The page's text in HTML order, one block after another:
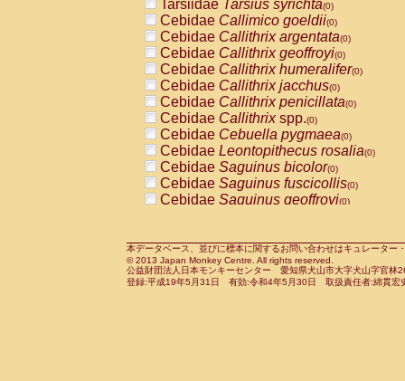
PitheciidaeCallicebus moloch
PitheciidaeCallicebus torquatus
PitheciidaeCallicebusspp.(0)
PitheciidaeChiropotes satanas(0)
PitheciidaePithecia monachus
PitheciidaePithecia pithecia(0)
CercopithecidaeCercocebus agilis
CercopithecidaeCercocebus
CercopithecidaeCercocebus
CercopithecidaeCercocebus
CercopithecidaeCercocebus
CercopithecidaeCercocebushybrid
CercopithecidaePapio anubis(0)
CercopithecidaePapio cynocephalus
CercopithecidaePapio hamadryas(0)
Tarsiidae Tarsius syrichta(0)
Cebidae Callimico goeldii(0)
Cebidae Callithrix argentata(0)
Cebidae Callithrix geoffroyi(0)
Cebidae Callithrix humeralifer(0)
Cebidae Callithrix jacchus(0)
Cebidae Callithrix penicillata(0)
Cebidae Callithrixspp.(0)
Cebidae Cebuella pygmaea(0)
Cebidae Leontopithecus rosalia(0)
Cebidae Saguinus bicolor(0)
Cebidae Saguinus fuscicollis(0)
Cebidae Saguinus geoffroyi(0)
CebidaeSaguinus leucopus(0)
CebidaeSaguinus midas(0)
Cebidae Saguinus mystax(0)
本データベース、並びに標本に関するお問い合わせはキュレータ
© 2013 Japan Monkey Centre. All rights reserved.
公益財団法人日本モンキーセンター 愛知県犬山市大字犬山字官
登録:平成19年5月31日 有効:令和4年5月30日 取扱責任者:綿貫宏